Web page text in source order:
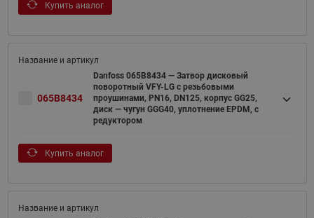
Купить аналог
065B8434
Danfoss 065B8434 — Затвор дисковый
поворотный VFY-LG с резьбовыми
проушинами, PN16, DN125, корпус GG25,
диск — чугун GGG40, уплотнение EPDM, с
редуктором
Купить аналог